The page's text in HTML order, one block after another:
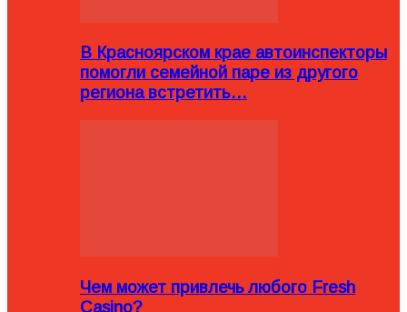
В Красноярском крае автоинспекторы
помогли семейной паре из другого
региона встретить…
Чем может привлечь любого Fresh
Casino?